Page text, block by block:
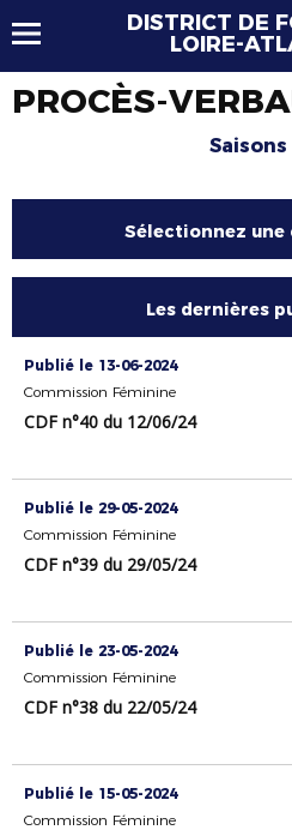
DISTRICT DE
LOIRE-
PROCÈS-
Saisons
Sélectionnez une
Les dernières
Publié le 13-06-2024
Commission Féminine
CDF n°40 du 12/06/24
Publié le 29-05-2024
Commission Féminine
CDF n°39 du 29/05/24
Publié le 23-05-2024
Commission Féminine
CDF n°38 du 22/05/24
Publié le 15-05-2024
Commission Féminine